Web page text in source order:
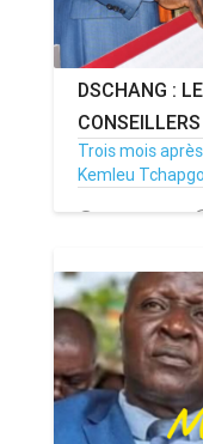
DSCHANG :
Trois mois
Kemleu
13/07/26